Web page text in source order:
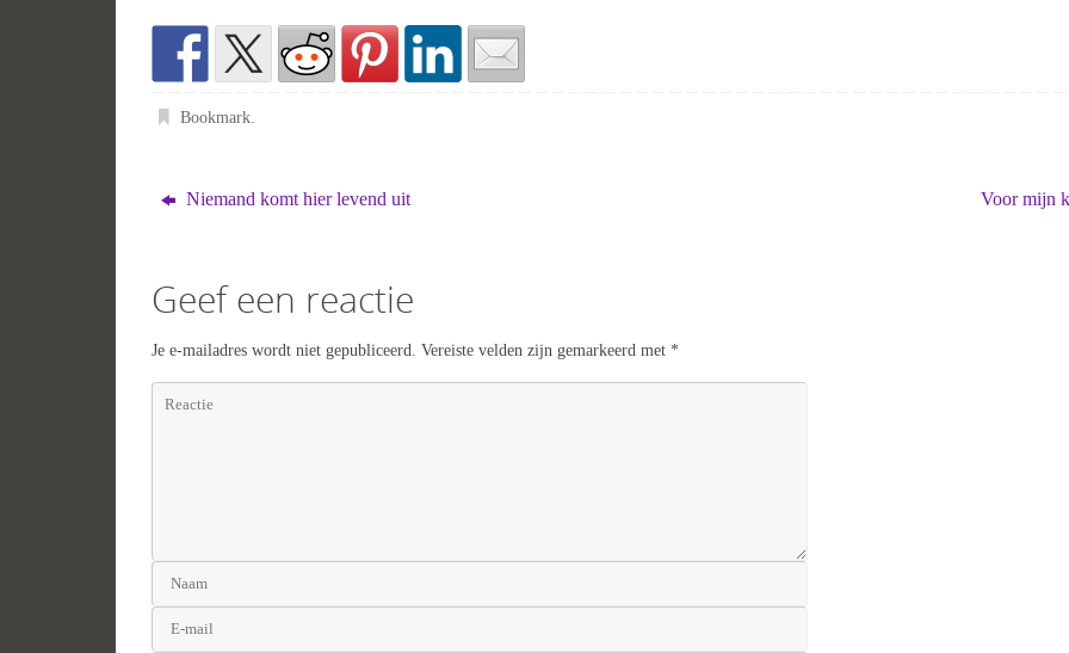
Bookmark.
Niemand komt hier levend uit Voor mijn
Geef een reactie
Je e-mailadres wordt niet gepubliceerd. Vereiste velden zijn gemarkeerd met *